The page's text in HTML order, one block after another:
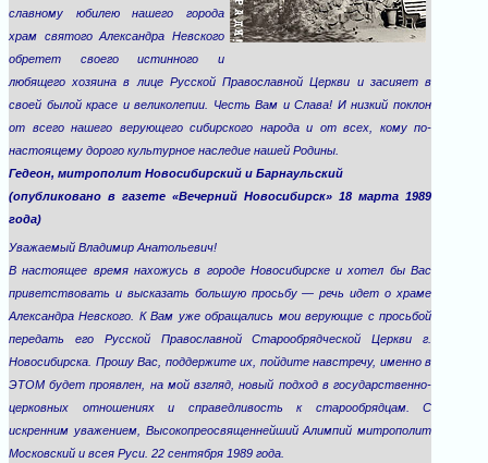
славному юбилею нашего города
храм святого Александра Невского
обретет своего истинного и
любящего хозяина в лице Русской Православной Церкви и засияет в
своей былой красе и великолепии. Честь Вам и Слава! И низкий поклон
от всего нашего верующего сибирского народа и от всех, кому по-
настоящему дорого культурное наследие нашей Родины.
Гедеон, митрополит Новосибирский и Барнаульский
(опубликовано в газете «Вечерний Новосибирск» 18 марта 1989
года)
Уважаемый Владимир Анатольевич!
В настоящее время нахожусь в городе Новосибирске и хотел бы Вас
приветствовать и высказать большую просьбу — речь идет о храме
Александра Невского. К Вам уже обращались мои верующие с просьбой
передать его Русской Православной Старообрядческой Церкви г.
Новосибирска. Прошу Вас, поддержите их, пойдите навстречу, именно в
ЭТОМ будет проявлен, на мой взгляд, новый подход в государственно-
церковных отношениях и справедливость к старообрядцам. С
искренним уважением, Высокопреосвященнейший Алимпий митрополит
Московский и всея Руси. 22 сентября 1989 года.